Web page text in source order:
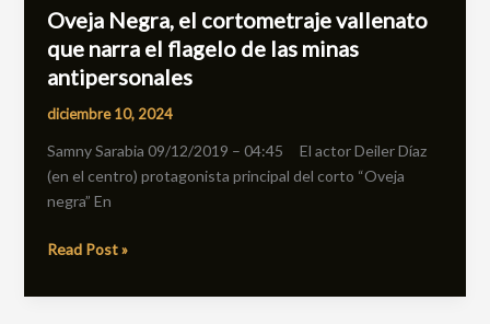
Oveja Negra, el cortometraje vallenato
que narra el flagelo de las minas
antipersonales
diciembre 10, 2024
Samny Sarabia 09/12/2019 – 04:45 El actor Deiler Díaz
(en el centro) protagonista principal del corto “Oveja
negra” En
Read Post »